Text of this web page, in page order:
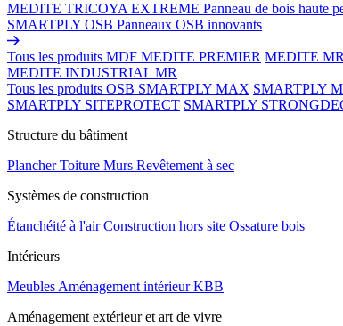
MEDITE TRICOYA EXTREME Panneau de bois haute
SMARTPLY OSB Panneaux OSB innovants
Tous les produits MDF MEDITE PREMIER MEDITE MR
MEDITE INDUSTRIAL MR
Tous les produits OSB SMARTPLY MAX SMARTPLY
SMARTPLY SITEPROTECT SMARTPLY
Structure du bâtiment
PlancherToiture Murs Revêtement à sec
Systèmes de construction
Étanchéité à l'airConstruction hors site Ossature bois
Intérieurs
Meubles Aménagement intérieurKBB
Aménagement extérieur et art de vivre